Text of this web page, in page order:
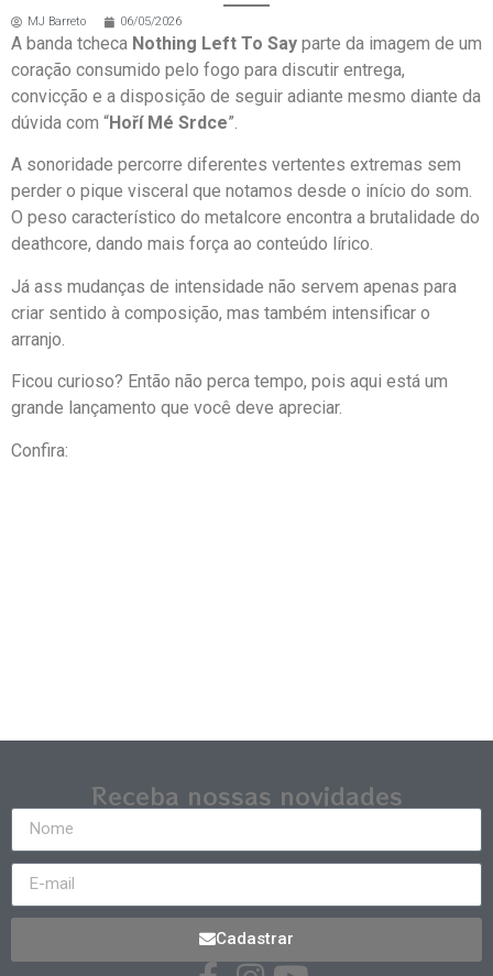
MJ Barreto 06/05/2026
A banda tcheca Nothing Left To Say parte da imagem de um
coração consumido pelo fogo para discutir entrega,
convicção e a disposição de seguir adiante mesmo diante da
dúvida com “Hoří Mé Srdce”.
A sonoridade percorre diferentes vertentes extremas sem
perder o pique visceral que notamos desde o início do som.
O peso característico do metalcore encontra a brutalidade do
deathcore, dando mais força ao conteúdo lírico.
Já ass mudanças de intensidade não servem apenas para
criar sentido à composição, mas também intensificar o
arranjo.
Ficou curioso? Então não perca tempo, pois aqui está um
grande lançamento que você deve apreciar.
Confira:
Receba nossas novidades
Cadastrar